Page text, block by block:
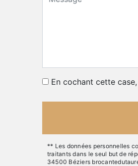
En cochant cette
** Les données personnelles
traitants dans le seul but de
34500 Béziers